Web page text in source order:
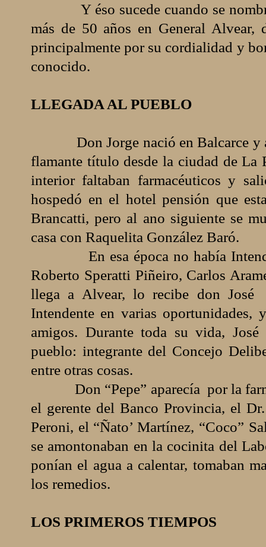
Y éso sucede cuando se
más de 50 años en General Alvear,
principalmente por su cordialidad y
conocido.
LLEGADA AL PUEBLO
Don Jorge nació en Balcarce
flamante título desde la ciudad de La
interior faltaban farmacéuticos y
hospedó en el hotel pensión que
Brancatti, pero al ano siguiente se
casa con Raquelita González Baró.
En esa época no había
Roberto Speratti Piñeiro, Carlos
llega a Alvear, lo recibe don José
Intendente en varias
amigos. Durante toda su vida,
pueblo: integrante del Concejo
entre otras cosas.
Don “Pepe” aparecía por la
el gerente del Banco Provincia, el
Peroni, el “Ñato’ Martínez, “Coco”
se amontonaban en la cocinita del
ponían el agua a calentar, tomaban
los remedios.
LOS PRIMEROS TIEMPOS